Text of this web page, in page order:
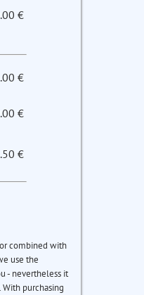
€
€
€
€
combined with
use the
- nevertheless it
With purchasing